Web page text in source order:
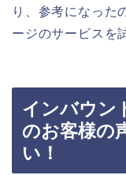
り、参考になった
ージのサービスを
インバウン
のお客様の
い！